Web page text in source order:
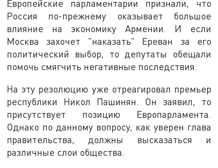
Европейские парламентарии признали, что
Россия по-прежнему оказывает большое
влияние на экономику Армении. И если
Москва захочет "наказать" Ереван за его
политический выбор, то депутаты обещали
помочь смягчить негативные последствия.
На эту резолюцию уже отреагировал премьер
республики Никол Пашинян. Он заявил, то
присутствует позицию Европарламента.
Однако по данному вопросу, как уверен глава
правительства, должны высказаться и
различные слои общества.